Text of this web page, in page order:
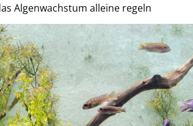
Algenwachstum alleine regeln